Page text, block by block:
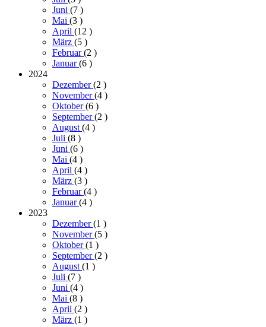
Juni (7 )
Mai (3 )
April (12 )
März (5 )
Februar(2 )
Januar(6 )
2024
Dezember(2 )
November(4 )
Oktober(6 )
September(2 )
August (4 )
Juli (8 )
Juni (6 )
Mai (4 )
April (4 )
März (3 )
Februar(4 )
Januar(4 )
2023
Dezember(1 )
November(5 )
Oktober(1 )
September(2 )
August (1 )
Juli (7 )
Juni (4 )
Mai (8 )
April (2 )
März (1 )